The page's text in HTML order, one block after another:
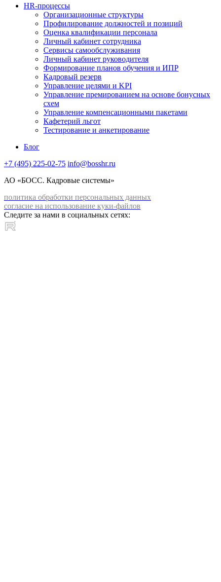
HR-процессы
Организационные структуры
Профилирование должностей и позиций
Оценка квалификации персонала
Личный кабинет сотрудника
Сервисы самообслуживания
Личный кабинет руководителя
Формирование планов обучения и ИПР
Кадровый резерв
Управление целями и KPI
Управление премированием на основе бонусных
схем
Управление компенсационными пакетами
Кафетерий льгот
Тестирование и анкетирование
Блог
+7 (495) 225-02-75 info@bosshr.ru
АО «БОСС. Кадровые системы»
политика обработки персональных данных
согласие на использование куки-файлов
Следите за нами в социальных сетях: